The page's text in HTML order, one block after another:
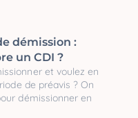
démission :
un CDI ?
et voulez en
de préavis ? On
démissionner en